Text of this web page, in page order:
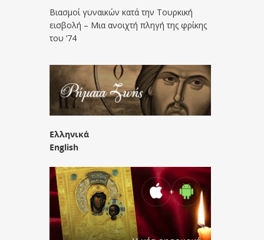
Βιασμοί γυναικών κατά την Τουρκική
εισβολή – Μια ανοιχτή πληγή της φρίκης
του ’74
Ελληνικά
English